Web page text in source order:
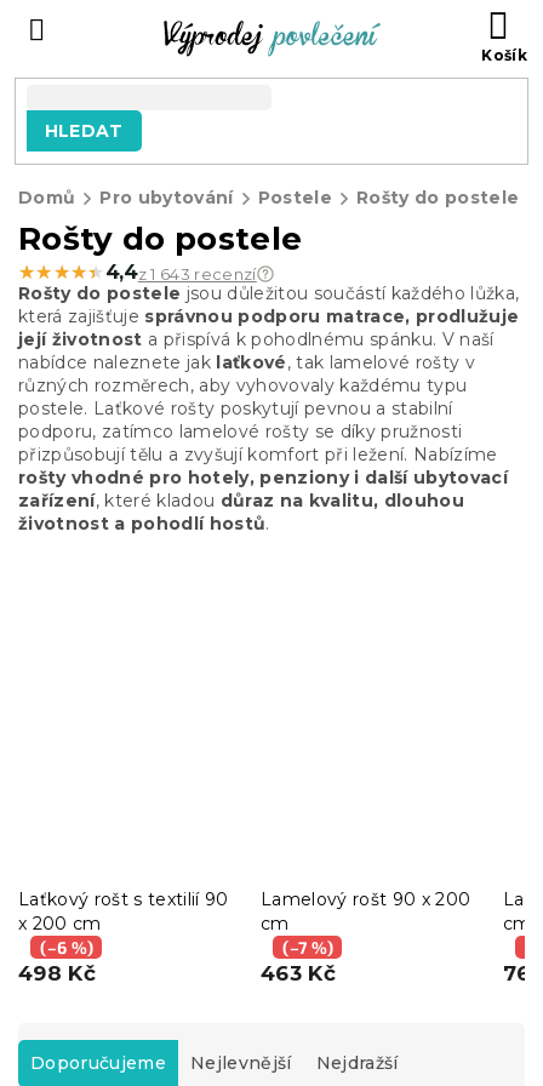
HLEDAT
Domů Pro ubytování Postele Rošty do postele
Rošty do postele
★★★★★
★★★★★ 4,4z 1 643 recenzí
Rošty do postele jsou důležitou součástí každého lůžka,
která zajišťuje správnou podporu matrace, prodlužuje
její životnost a přispívá k pohodlnému spánku. V naší
nabídce naleznete jak laťkové, tak lamelové rošty v
různých rozměrech, aby vyhovovaly každému typu
postele. Laťkové rošty poskytují pevnou a stabilní
podporu, zatímco lamelové rošty se díky pružnosti
přizpůsobují tělu a zvyšují komfort při ležení. Nabízíme
rošty vhodné pro hotely, penziony i další ubytovací
zařízení, které kladou důraz na kvalitu, dlouhou
životnost a pohodlí hostů.
Laťkový rošt s textilií 90
x 200 cm
(–6 %)
498 Kč
Lamelový rošt 90 x 200
cm
(–7 %)
463 Kč
cm
Ř
Doporučujeme Nejlevnější Nejdražší